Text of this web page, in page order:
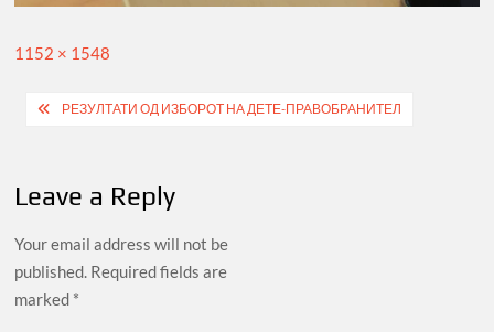
Full
1152 × 1548
PostРЕЗУЛТАТИ ОД ИЗБОРОТ НА ДЕТЕ-ПРАВОБРАНИТЕЛ
Leave a Reply
Your email address will not be
published. Required fields are
marked *